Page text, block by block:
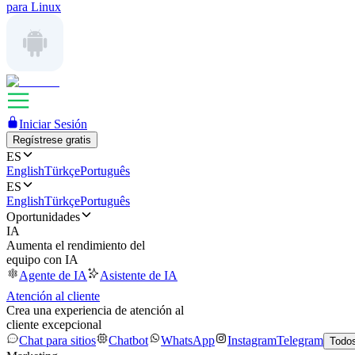
para Linux
Iniciar Sesión
Regístrese gratis
ES
EnglishTürkçePortuguês
ES
EnglishTürkçePortuguês
Oportunidades
IA
Aumenta el rendimiento del
equipo con IA
Agente de IA
Asistente de IA
Atención al cliente
Crea una experiencia de atención al
cliente excepcional
Chat para sitios
Chatbot WhatsApp InstagramTelegram